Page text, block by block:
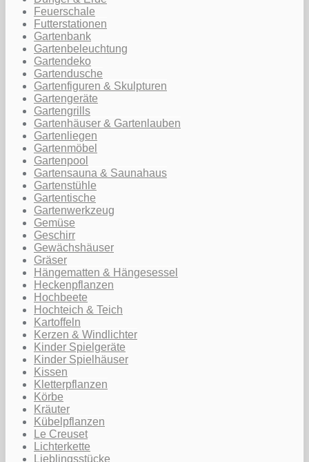
Feuerschale
Futterstationen
Gartenbank
Gartenbeleuchtung
Gartendeko
Gartendusche
Gartenfiguren & Skulpturen
Gartengeräte
Gartengrills
Gartenhäuser & Gartenlauben
Gartenliegen
Gartenmöbel
Gartenpool
Gartensauna & Saunahaus
Gartenstühle
Gartentische
Gartenwerkzeug
Gemüse
Geschirr
Gewächshäuser
Gräser
Hängematten & Hängesessel
Heckenpflanzen
Hochbeete
Hochteich & Teich
Kartoffeln
Kerzen & Windlichter
Kinder Spielgeräte
Kinder Spielhäuser
Kissen
Kletterpflanzen
Körbe
Kräuter
Kübelpflanzen
Le Creuset
Lichterkette
Lieblingsstücke